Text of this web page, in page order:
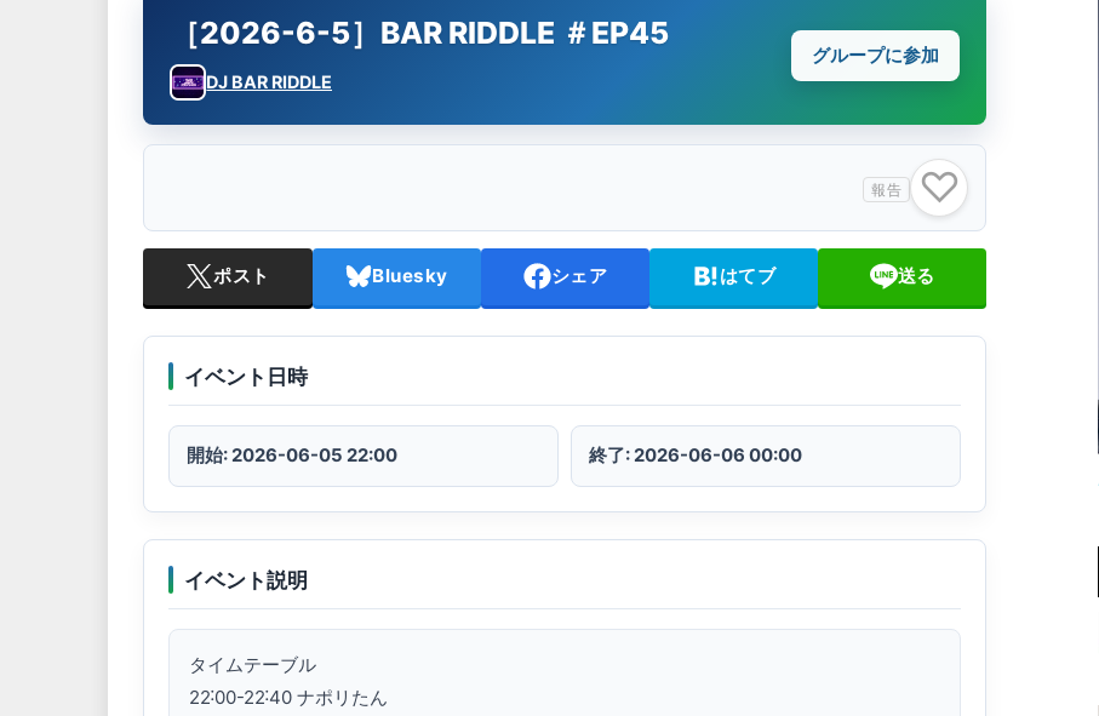
［2026-6-5］BAR RIDDLE ＃EP45
DJ BAR RIDDLE
グループに参加
報告 ♡
ポスト Bluesky シェア はてブ 送る
イベント日時
開始: 2026-06-05 22:00 終了: 2026-06-06 00:00
イベント説明
タイムテーブル
22˸00-22˸40 ナポリたん